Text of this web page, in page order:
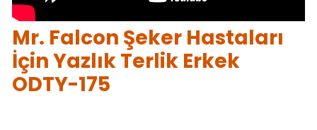
Mr. Falcon Şeker Hastaları
İçin Yazlık Terlik Erkek
ODTY-175